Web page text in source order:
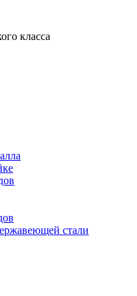
класса
стали